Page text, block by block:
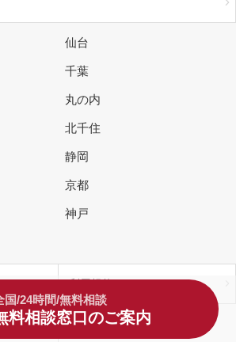
国/24時間/無料相談
料相談窓口のご案内
仙台
千葉
丸の内
北千住
静岡
京都
神戸
利用規約